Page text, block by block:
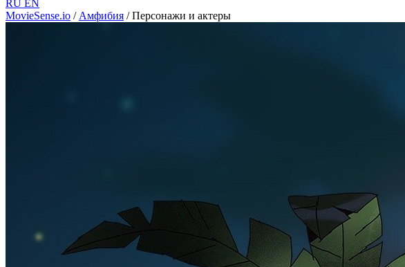
RU EN
MovieSense.io / Амфибия / Персонажи и актеры